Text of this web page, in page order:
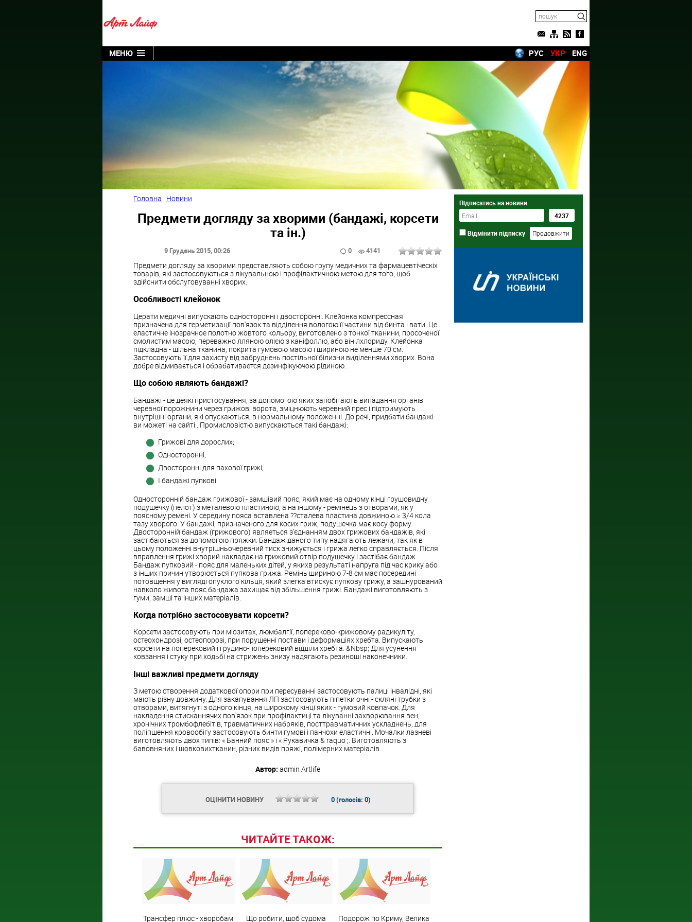
МЕНЮ РУС УКР ENG
Головна : Новини
Предмети догляду за хворими (бандажі, корсети
та ін.)
9 Грудень 2015, 00:26 0 4141
Предмети догляду за хворими представляють собою групу медичних та фармацевтіческіх
товарів, які застосовуються з лікувальною і профілактичною метою для того, щоб
здійснити обслуговуванні хворих.
Особливості клейонок
Церати медичні випускають односторонні і двосторонні. Клейонка компрессная
призначена для герметизації пов'язок та відділення вологою її частини від бинта і вати. Це
еластичне інозрачное полотно жовтого кольору, виготовлено з тонкої тканини, просоченої
смолистим масою, переважно лляною олією з каніфоллю, або вінілхлориду. Клейонка
підкладна - щільна тканина, покрита гумовою масою і шириною не менше 70 см.
Застосовують її для захисту від забруднень постільної білизни виділеннями хворих. Вона
добре відмивається і обрабативается дезинфікуючою рідиною.
Що собою являють бандажі?
Бандажі - це деякі пристосування, за допомогою яких запобігають випадання органів
черевної порожнини через грижові ворота, зміцнюють черевний прес і підтримують
внутрішні органи, які опускаються, в нормальному положенні. До речі, придбати бандажі
ви можеті на сайті:. Промисловістю випускаються такі бандажі:
Грижові для дорослих;
Односторонні;
Двосторонні для пахової грижі;
І бандажі пупкові.
Односторонній бандаж грижової - замшівий пояс, який має на одному кінці грушовидну
подушечку (пелот) з металевою пластиною, а на іншому - ремінець з отворами, як у
поясному ремені. У середину пояса вставлена ??сталева пластина довжиною ≥ 3/4 кола
тазу хворого. У бандажі, призначеного для косих гриж, подушечка має косу форму.
Двосторонній бандаж (грижового) являеться з'єднанням двох грижових бандажів, які
застібаються за допомогою пряжки. Бандаж даного типу надягають лежачи, так як в
цьому положенні внутрішньочеревний тиск знижується і грижа легко справляється. Після
вправлення грижі хворий накладає на грижовий отвір подушечку і застібає бандаж.
Бандаж пупковий - пояс для маленьких дітей, у якихв результаті напруга під час крику або
з інших причин утворюється пупкова грижа. Ремінь шириною 7-8 см має посередині
потовщення у вигляді опуклого кільця, який злегка втискує пупкову грижу, а зашнурований
навколо живота пояс бандажа захищає від збільшення грижі. Бандажі виготовляють з
гуми, замші та інших матеріалів.
Когда потрібно застосовувати корсети?
Корсети застосовують при міозитах, люмбалгії, попереково-крижовому радикуліту,
остеохондрозі, остеопорозі, при порушенні постави і деформаціях хребта. Випускають
корсети на поперековий і грудино-поперековий відділи хребта. &Nbsp; Для усунення
ковзання і стуку при ходьбі на стрижень знизу надягають резиноші наконечники.
Інші важливі предмети догляду
З метою створення додаткової опори при пересуванні застосовують палиці інвалідні, які
мають різну довжину. Для закапування ЛП застосовують піпетки очні - скляні трубки з
отворами, витягнуті з одного кінця, на широкому кінці яких - гумовий ковпачок. Для
накладення стисканнячих пов'язок при профілактиці та лікуванні захворювання вен,
хронічних тромбофлебітів, травматичних набряків, посттравматичних ускладнень, для
поліпшення кровообігу застосовують бинти гумові і панчохи еластичні. Мочалки лазневі
виготовляють двох типів: « Банний пояс » і « Рукавичка & raquo ;. Виготовляють з
бавовняних і шовковихтканин, різних видів пряжі, полімерних матеріалів.
Автор: admin Artlife
ОЦІНИТИ НОВИНУ 0(голосів: 0)
ЧИТАЙТЕ ТАКОЖ:
Трансфер плюс - хворобам
Що робити, щоб судома
Подорож по Криму, Велика
Підписатись на новини
Відмінити підписку